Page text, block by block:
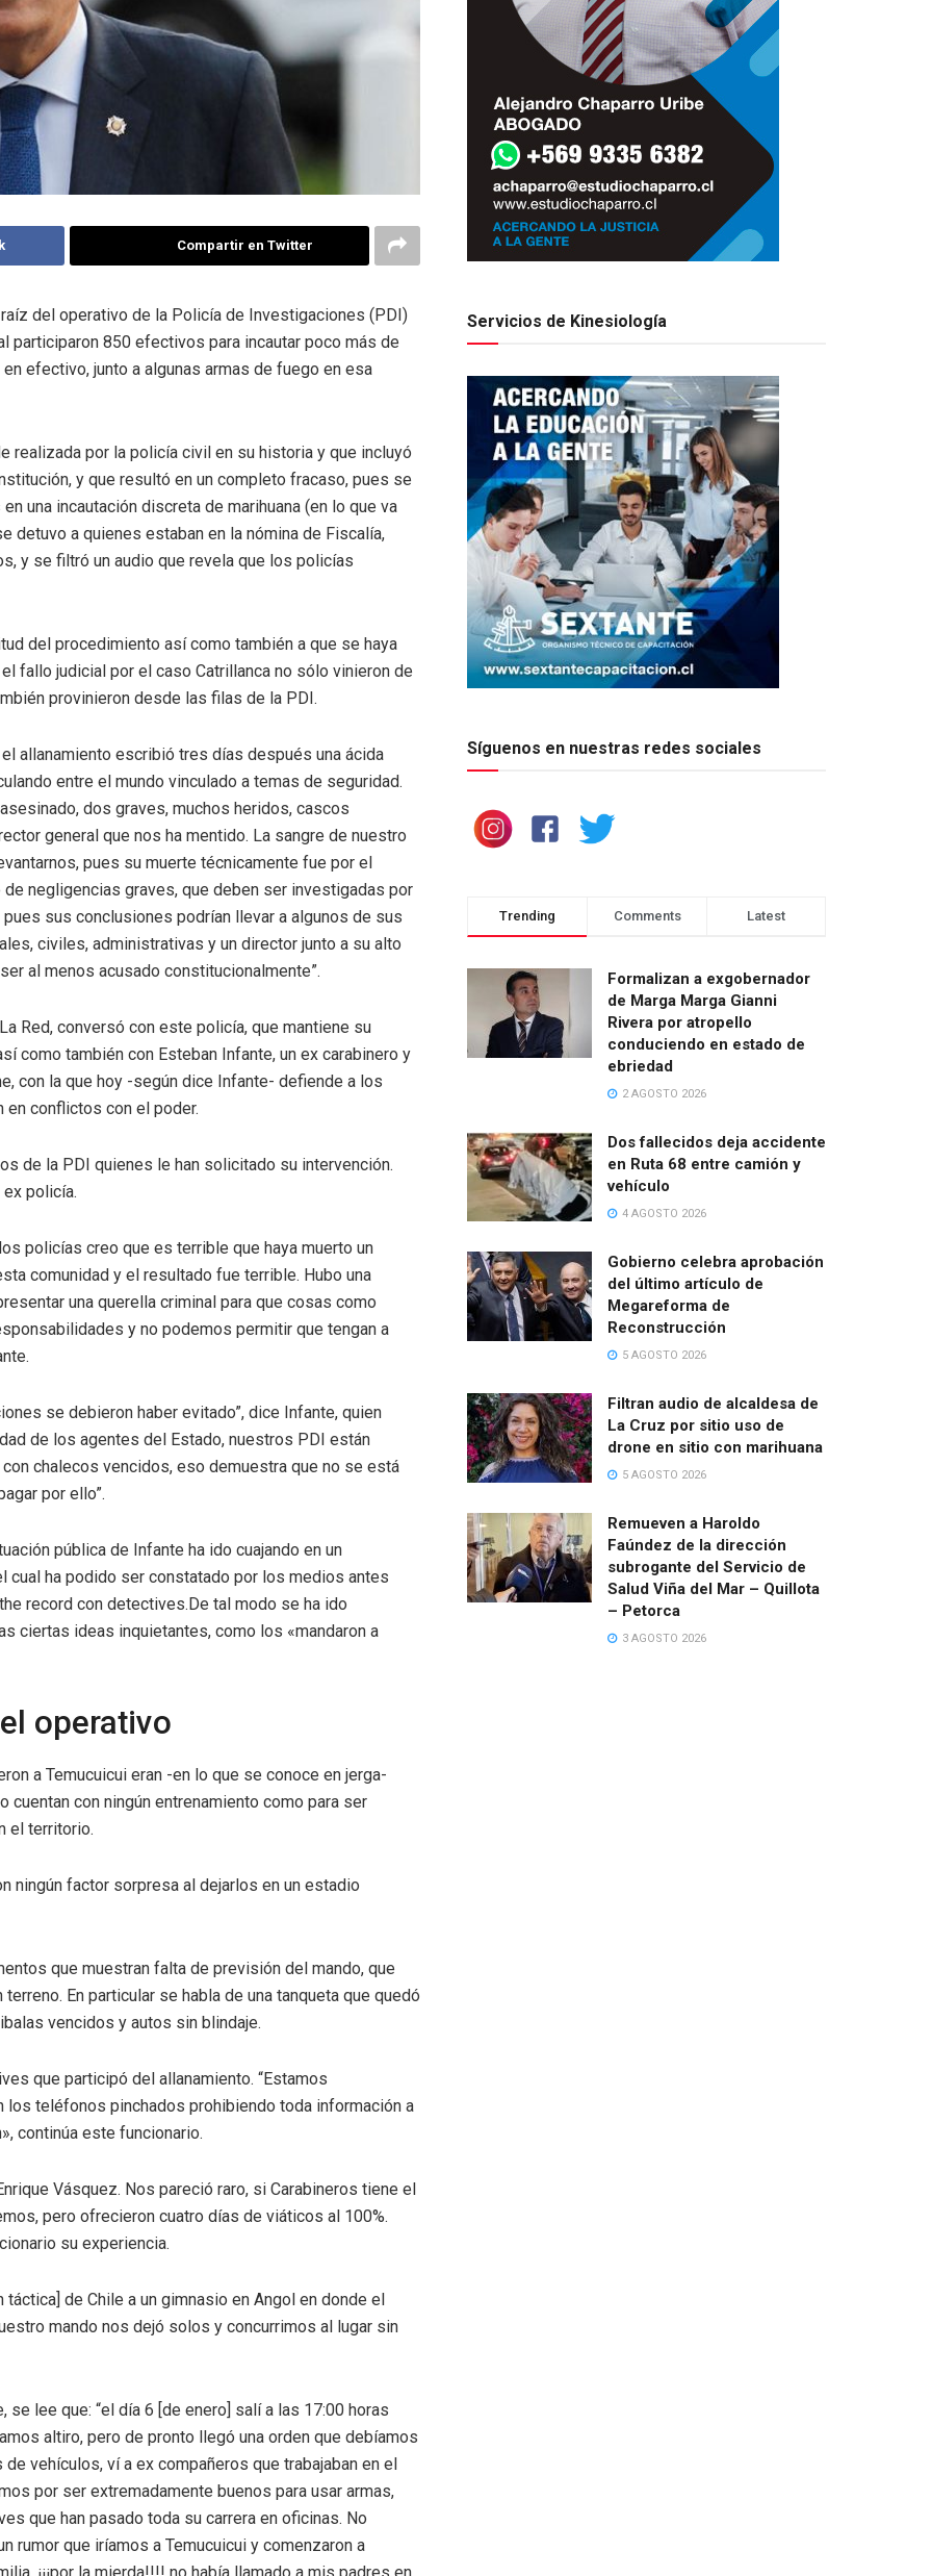
Compartir en Twitter
del operativo de la Policía de Investigaciones (PDI)
participaron 850 efectivos para incautar poco más de
efectivo, junto a algunas armas de fuego en esa
realizada por la policía civil en su historia y que incluyó
y que resultó en un completo fracaso, pues se
una incautación discreta de marihuana (en lo que va
detuvo a quienes estaban en la nómina de Fiscalía,
y se filtró un audio que revela que los policías
del procedimiento así como también a que se haya
fallo judicial por el caso Catrillanca no sólo vinieron de
provinieron desde las filas de la PDI.
allanamiento escribió tres días después una ácida
entre el mundo vinculado a temas de seguridad.
dos graves, muchos heridos, cascos
general que nos ha mentido. La sangre de nuestro
pues su muerte técnicamente fue por el
negligencias graves, que deben ser investigadas por
sus conclusiones podrían llevar a algunos de sus
civiles, administrativas y un director junto a su alto
al menos acusado constitucionalmente”.
Red, conversó con este policía, que mantiene su
como también con Esteban Infante, un ex carabinero y
con la que hoy -según dice Infante- defiende a los
en conflictos con el poder.
de la PDI quienes le han solicitado su intervención.
ex policía.
policías creo que es terrible que haya muerto un
comunidad y el resultado fue terrible. Hubo una
una querella criminal para que cosas como
y no podemos permitir que tengan a
se debieron haber evitado”, dice Infante, quien
de los agentes del Estado, nuestros PDI están
chalecos vencidos, eso demuestra que no se está
por ello”.
pública de Infante ha ido cuajando en un
ha podido ser constatado por los medios antes
record con detectives.De tal modo se ha ido
ciertas ideas inquietantes, como los «mandaron a
operativo
a Temucuicui eran -en lo que se conoce en jerga-
con ningún entrenamiento como para ser
el territorio.
ningún factor sorpresa al dejarlos en un estadio
que muestran falta de previsión del mando, que
En particular se habla de una tanqueta que quedó
vencidos y autos sin blindaje.
que participó del allanamiento. “Estamos
teléfonos pinchados prohibiendo toda información a
continúa este funcionario.
Vásquez. Nos pareció raro, si Carabineros tiene el
pero ofrecieron cuatro días de viáticos al 100%.
su experiencia.
de Chile a un gimnasio en Angol en donde el
mando nos dejó solos y concurrimos al lugar sin
lee que: “el día 6 [de enero] salí a las 17:00 horas
altiro, pero de pronto llegó una orden que debíamos
vehículos, ví a ex compañeros que trabajaban en el
por ser extremadamente buenos para usar armas,
que han pasado toda su carrera en oficinas. No
rumor que iríamos a Temucuicui y comenzaron a
¡¡¡por la mierda!!!! no había llamado a mis padres en
Servicios de Kinesiología
Síguenos en nuestras redes sociales
Trending Comments Latest
Formalizan a exgobernador
de Marga Marga Gianni
Rivera por atropello
conduciendo en estado de
ebriedad
2 AGOSTO 2026
Dos fallecidos deja accidente
en Ruta 68 entre camión y
vehículo
4 AGOSTO 2026
Gobierno celebra aprobación
del último artículo de
Megareforma de
Reconstrucción
5 AGOSTO 2026
Filtran audio de alcaldesa de
La Cruz por sitio uso de
drone en sitio con marihuana
5 AGOSTO 2026
Remueven a Haroldo
Faúndez de la dirección
subrogante del Servicio de
Salud Viña del Mar – Quillota
– Petorca
3 AGOSTO 2026